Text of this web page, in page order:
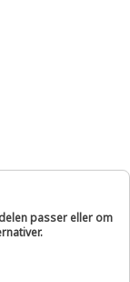
passer eller om